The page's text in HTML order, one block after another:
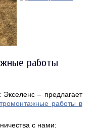
работы
– предлагает
работы в
с нами: